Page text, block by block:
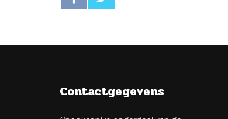
Contactgegevens